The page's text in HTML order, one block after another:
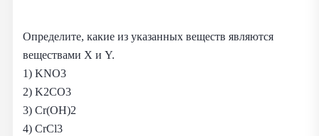
Определите, какие из указанных веществ являются
веществами X и Y.
1) KNO3
2) K2CO3
3) Cr(OH)2
4) CrCl3